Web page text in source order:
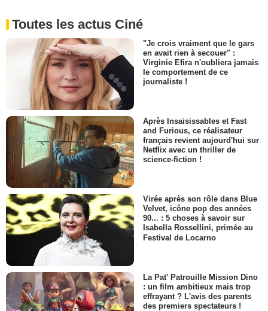
Toutes les actus Ciné
"Je crois vraiment que le gars
en avait rien à secouer" :
Virginie Efira n'oubliera jamais
le comportement de ce
journaliste !
Après Insaisissables et Fast
and Furious, ce réalisateur
français revient aujourd'hui sur
Netflix avec un thriller de
science-fiction !
Virée après son rôle dans Blue
Velvet, icône pop des années
90... : 5 choses à savoir sur
Isabella Rossellini, primée au
Festival de Locarno
La Pat' Patrouille Mission Dino
: un film ambitieux mais trop
effrayant ? L'avis des parents
des premiers spectateurs !